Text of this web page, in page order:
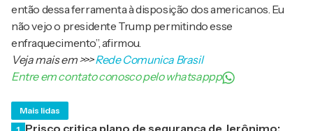
então dessa ferramenta à disposição dos americanos. Eu
não vejo o presidente Trump permitindo esse
enfraquecimento”, afirmou.
Veja mais em>>>Rede Comunica Brasil
Entre em contato conosco pelo whatsappp
Mais lidas